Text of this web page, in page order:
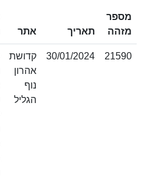
מספר
מזהה
תאריך אתר
21590
30/01/2024
קדושת
אהרון
נוף
הגליל